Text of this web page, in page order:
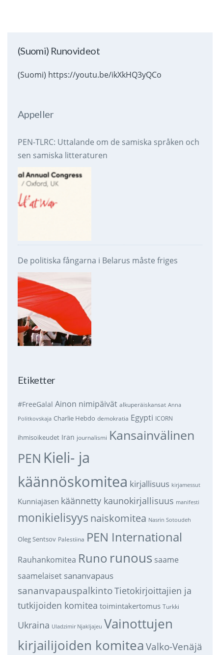
(Suomi) Runovideot
(Suomi) https://youtu.be/ikXkHQ3yQCo
Appeller
PEN-TLRC: Uttalande om de samiska språken och
sen samiska litteraturen
De politiska fångarna i Belarus måste friges
Etiketter
#FreeGalal Ainon nimipäivät alkuperäiskansat Anna
Politkovskaja Charlie Hebdo demokratia Egypti ICORN
ihmisoikeudet Iran journalismi Kansainvälinen
PEN Kieli- ja
käännöskomitea kirjallisuus kirjamessut
Kunniajäsen käännetty kaunokirjallisuus manifesti
monikielisyys naiskomitea Nasrin Sotoudeh
Oleg Sentsov Palestiina PEN International
Rauhankomitea Runo runous saame
saamelaiset sananvapaus
sananvapauspalkintoTietokirjoittajien ja
tutkijoiden komitea toimintakertomus Turkki
Ukraina Uladzimir Njakljajeu Vainottujen
kirjailijoiden komitea Valko-Venäjä